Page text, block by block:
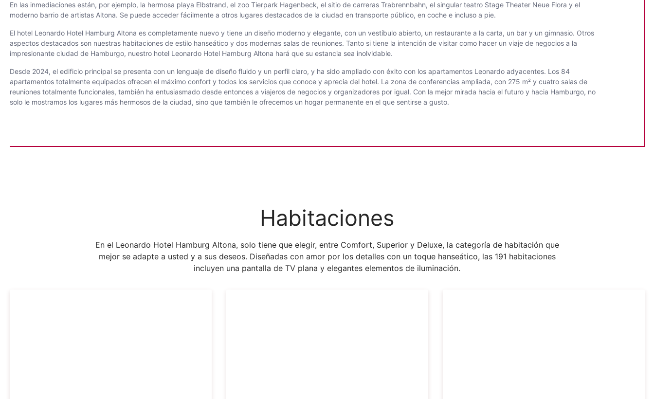
En las inmediaciones están, por ejemplo, la hermosa playa Elbstrand, el zoo Tierpark Hagenbeck, el sitio de carreras Trabrennbahn, el singular teatro Stage Theater Neue Flora y el
moderno barrio de artistas Altona. Se puede acceder fácilmente a otros lugares destacados de la ciudad en transporte público, en coche e incluso a pie.
El hotel Leonardo Hotel Hamburg Altona es completamente nuevo y tiene un diseño moderno y elegante, con un vestíbulo abierto, un restaurante a la carta, un bar y un gimnasio. Otros
aspectos destacados son nuestras habitaciones de estilo hanseático y dos modernas salas de reuniones. Tanto si tiene la intención de visitar como hacer un viaje de negocios a la
impresionante ciudad de Hamburgo, nuestro hotel Leonardo Hotel Hamburg Altona hará que su estancia sea inolvidable.
Desde 2024, el edificio principal se presenta con un lenguaje de diseño fluido y un perfil claro, y ha sido ampliado con éxito con los apartamentos Leonardo adyacentes. Los 84
apartamentos totalmente equipados ofrecen el máximo confort y todos los servicios que conoce y aprecia del hotel. La zona de conferencias ampliada, con 275 m² y cuatro salas de
reuniones totalmente funcionales, también ha entusiasmado desde entonces a viajeros de negocios y organizadores por igual. Con la mejor mirada hacia el futuro y hacia Hamburgo, no
solo le mostramos los lugares más hermosos de la ciudad, sino que también le ofrecemos un hogar permanente en el que sentirse a gusto.
Habitaciones
En el Leonardo Hotel Hamburg Altona, solo tiene que elegir, entre Comfort, Superior y Deluxe, la categoría de habitación que
mejor se adapte a usted y a sus deseos. Diseñadas con amor por los detalles con un toque hanseático, las 191 habitaciones
incluyen una pantalla de TV plana y elegantes elementos de iluminación.